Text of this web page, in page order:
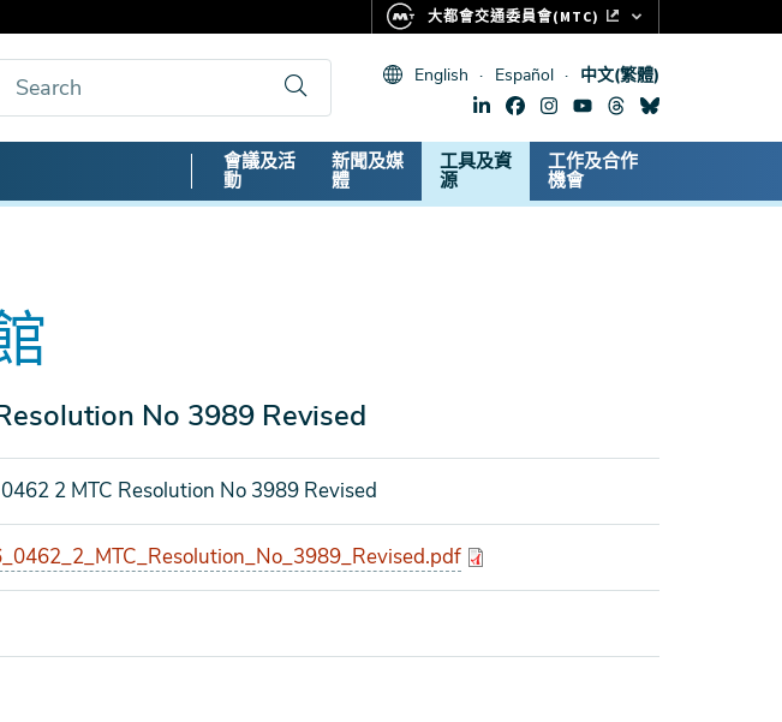
English Español 中文(繁體)
Secondary
Nav
會議及活
動
新聞及媒
體
工具及資
源
工作及合作
機會
No 3989 Revised
2 MTC Resolution No 3989 Revised
大都會交通委員會(MTC)
CLIPPER CARD
生命體徵